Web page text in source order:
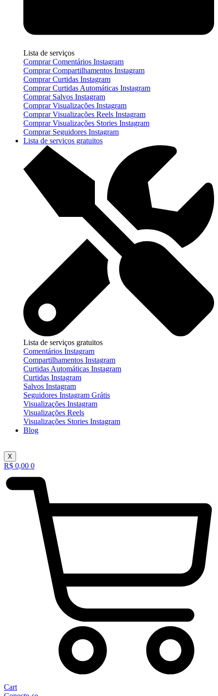
Lista de serviços
Comprar Comentários Instagram
Comprar Compartilhamentos Instagram
Comprar Curtidas Instagram
Comprar Curtidas Automáticas Instagram
Comprar Salvos Instagram
Comprar Visualizações Instagram
Comprar Visualizações Reels Instagram
Comprar Visualizações Stories Instagram
Comprar Seguidores Instagram
Lista de serviços gratuitos
Lista de serviços gratuitos
Comentários Instagram
Compartilhamentos Instagram
Curtidas Automáticas Instagram
Curtidas Instagram
Salvos Instagram
Seguidores Instagram Grátis
Visualizações Instagram
Visualizações Reels
Visualizações Stories Instagram
Blog
X
R$ 0,00 0
Cart